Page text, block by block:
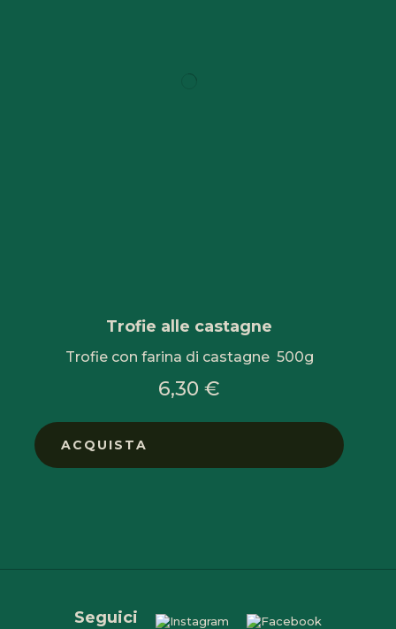
Trofie alle castagne
Trofie con farina di castagne 500g
6,30 €
ACQUISTA
Seguici